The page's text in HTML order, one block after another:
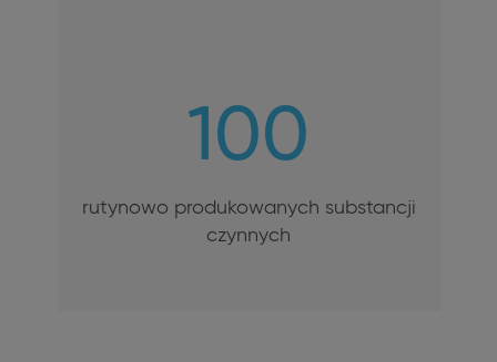
100
rutynowo produkowanych substancji
czynnych